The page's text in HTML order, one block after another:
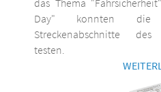
Day" konnten die
Streckenabschnitte des
testen.